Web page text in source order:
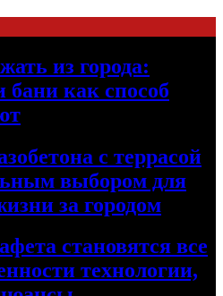
из города:
как способ
с террасой
выбором для
за городом
становятся все
технологии,